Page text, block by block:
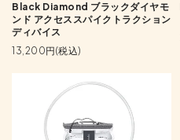
Black Diamond ブラックダイヤモ
ンド アクセススパイクトラクション
ディバイス
13,200円(税込)